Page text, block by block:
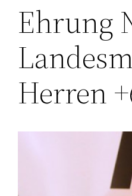
Ehrung
Herren